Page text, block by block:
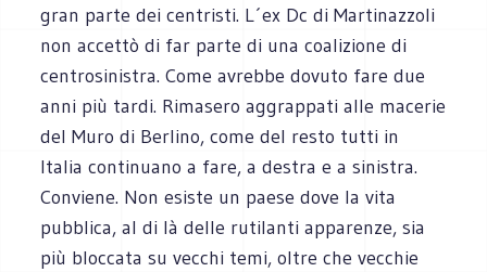
gran parte dei centristi. L´ex Dc di Martinazzoli
non accettò di far parte di una coalizione di
centrosinistra. Come avrebbe dovuto fare due
anni più tardi. Rimasero aggrappati alle macerie
del Muro di Berlino, come del resto tutti in
Italia continuano a fare, a destra e a sinistra.
Conviene. Non esiste un paese dove la vita
pubblica, al di là delle rutilanti apparenze, sia
più bloccata su vecchi temi, oltre che vecchie